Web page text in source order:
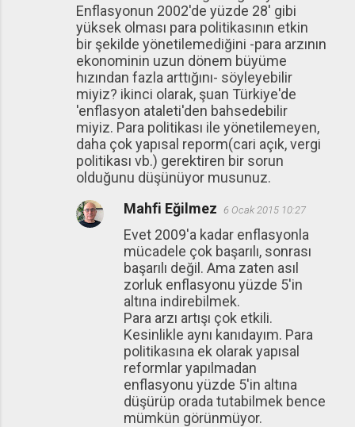
Enflasyonun 2002'de yüzde 28' gibi
yüksek olması para politikasının etkin
bir şekilde yönetilemediğini -para arzının
ekonominin uzun dönem büyüme
hızından fazla arttığını- söyleyebilir
miyiz? ikinci olarak, şuan Türkiye'de
'enflasyon ataleti'den bahsedebilir
miyiz. Para politikası ile yönetilemeyen,
daha çok yapısal reporm(cari açık, vergi
politikası vb.) gerektiren bir sorun
olduğunu düşünüyor musunuz.
Mahfi Eğilmez 6 Ocak 2015 10:27
Evet 2009'a kadar enflasyonla
mücadele çok başarılı, sonrası
başarılı değil. Ama zaten asıl
zorluk enflasyonu yüzde 5'in
altına indirebilmek.
Para arzı artışı çok etkili.
Kesinlikle aynı kanıdayım. Para
politikasına ek olarak yapısal
reformlar yapılmadan
enflasyonu yüzde 5'in altına
düşürüp orada tutabilmek bence
mümkün görünmüyor.